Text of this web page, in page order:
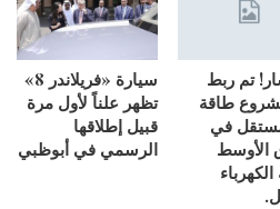
تم ربط
طاقة
في
الأوسط
سيارة «فريلاندر 8»
تظهر علناً لأول مرة
قبيل إطلاقها
الرسمي في أبوظبي